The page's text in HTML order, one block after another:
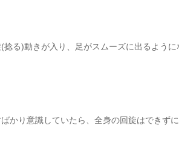
る)動きが入り、足がスムーズに出るように
かり意識していたら、全身の回旋はできず